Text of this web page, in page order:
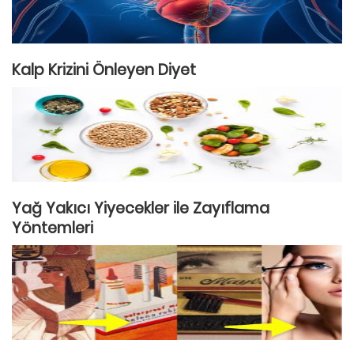
Kalp Krizini Önleyen Diyet
Yağ Yakıcı Yiyecekler ile Zayıflama
Yöntemleri